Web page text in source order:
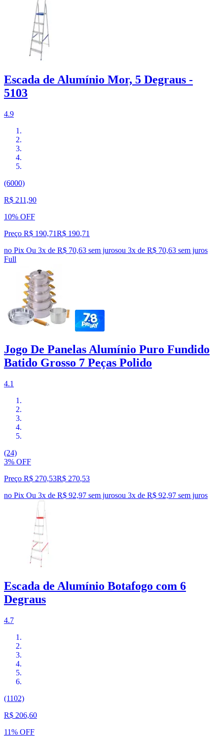
Escada de Alumínio Mor, 5 Degraus -
5103
4.9
(6000)
R$ 211,90
10% OFF
Preço R$ 190,71R$ 190,71
no Pix Ou 3x de R$ 70,63 sem jurosou 3x de R$ 70,63 sem juros
Full
Jogo De Panelas Alumínio Puro Fundido
Batido Grosso 7 Peças Polido
4.1
(24)
3% OFF
Preço R$ 270,53R$ 270,53
no Pix Ou 3x de R$ 92,97 sem jurosou 3x de R$ 92,97 sem juros
Escada de Alumínio Botafogo com 6
Degraus
4.7
(1102)
R$ 206,60
11% OFF